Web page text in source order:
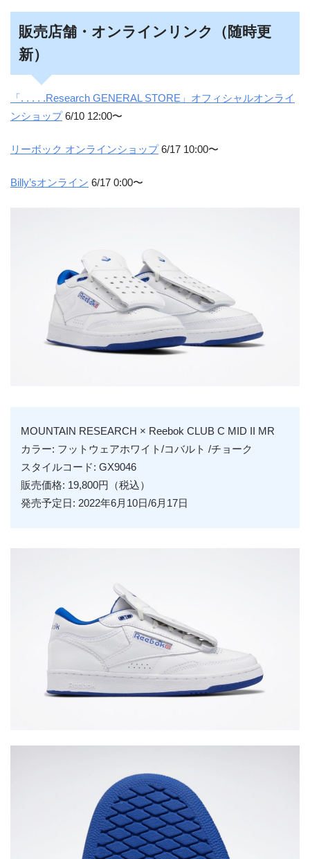
販売店舗・オンラインリンク（随時更
新）
「. . . . .Research GENERAL STORE」オフィシャルオンライ
ンショップ6/10 12:00〜
リーボック オンラインショップ6/17 10:00〜
Billy’sオンライン 6/17 0:00〜
MOUNTAIN RESEARCH × Reebok CLUB C MID II MR
カラー: フットウェアホワイト/コバルト /チョーク
スタイルコード: GX9046
販売価格: 19,800円（税込）
発売予定日: 2022年6月10日/6月17日